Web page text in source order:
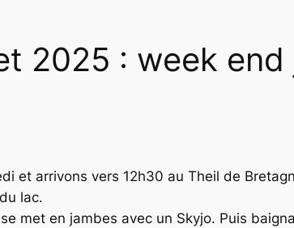
2025 : week end
et arrivons vers 12h30 au Theil de
lac.
met en jambes avec un Skyjo. Puis